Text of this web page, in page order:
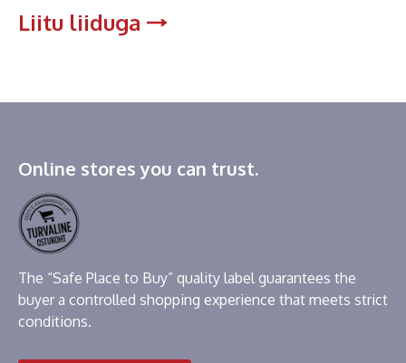
Liitu liiduga
Online stores you can trust.
The “Safe Place to Buy” quality label guarantees the
buyer a controlled shopping experience that meets strict
conditions.